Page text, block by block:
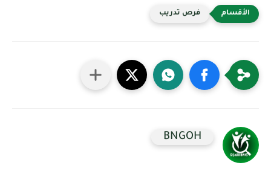
فرص تدريب
BNGOH